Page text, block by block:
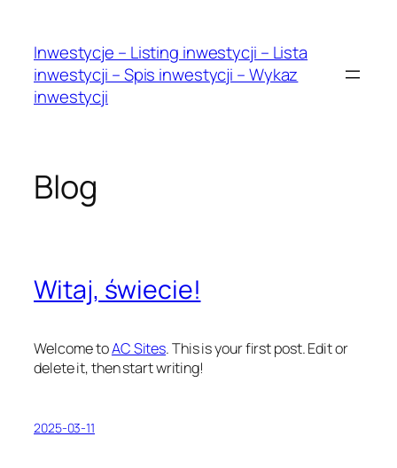
content
Inwestycje – Listing inwestycji – Lista
inwestycji – Spis inwestycji – Wykaz
inwestycji
Blog
Witaj, świecie!
Welcome toAC Sites. This is your first post. Edit or
delete it, then start writing!
2025-03-11